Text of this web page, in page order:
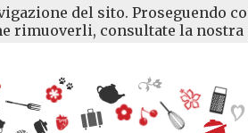
del sito. Proseguendo
rimuoverli, consultate la